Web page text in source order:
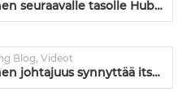
Myynnin johtaminen seuraavalle tasolle HubSpotin avulla
Blog, Videot
Videoblogi: Millainen johtajuus synnyttää itseohjautuvuutta ja vastuunottoa?